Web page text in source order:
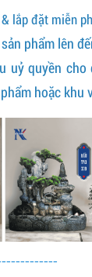
lắp đặt miễn
phẩm lên
uỷ quyền
hoặc khu